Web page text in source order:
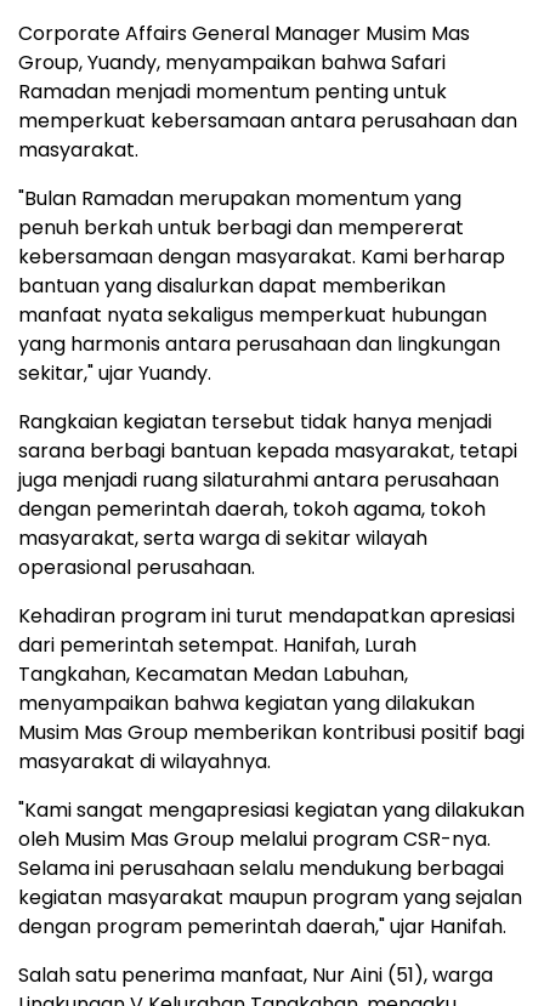
Corporate Affairs General Manager Musim Mas
Group, Yuandy, menyampaikan bahwa Safari
Ramadan menjadi momentum penting untuk
memperkuat kebersamaan antara perusahaan dan
masyarakat.
"Bulan Ramadan merupakan momentum yang
penuh berkah untuk berbagi dan mempererat
kebersamaan dengan masyarakat. Kami berharap
bantuan yang disalurkan dapat memberikan
manfaat nyata sekaligus memperkuat hubungan
yang harmonis antara perusahaan dan lingkungan
sekitar," ujar Yuandy.
Rangkaian kegiatan tersebut tidak hanya menjadi
sarana berbagi bantuan kepada masyarakat, tetapi
juga menjadi ruang silaturahmi antara perusahaan
dengan pemerintah daerah, tokoh agama, tokoh
masyarakat, serta warga di sekitar wilayah
operasional perusahaan.
Kehadiran program ini turut mendapatkan apresiasi
dari pemerintah setempat. Hanifah, Lurah
Tangkahan, Kecamatan Medan Labuhan,
menyampaikan bahwa kegiatan yang dilakukan
Musim Mas Group memberikan kontribusi positif bagi
masyarakat di wilayahnya.
"Kami sangat mengapresiasi kegiatan yang dilakukan
oleh Musim Mas Group melalui program CSR-nya.
Selama ini perusahaan selalu mendukung berbagai
kegiatan masyarakat maupun program yang sejalan
dengan program pemerintah daerah," ujar Hanifah.
Salah satu penerima manfaat, Nur Aini (51), warga